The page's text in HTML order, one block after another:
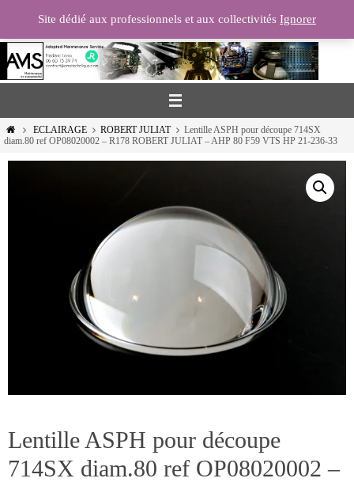
le
contenu
HomeECLAIRAGE ROBERT JULIAT
Lentille ASPH pour découpe 714SX
diam.80 ref OP08020002 – R178 ROBERT JULIAT – AHP 80 F59 VTS HP 21-236-33
Lentille ASPH pour découpe
714SX diam.80 ref OP08020002 –
Site dédié aux professionnels et aux collectivités Ignorer